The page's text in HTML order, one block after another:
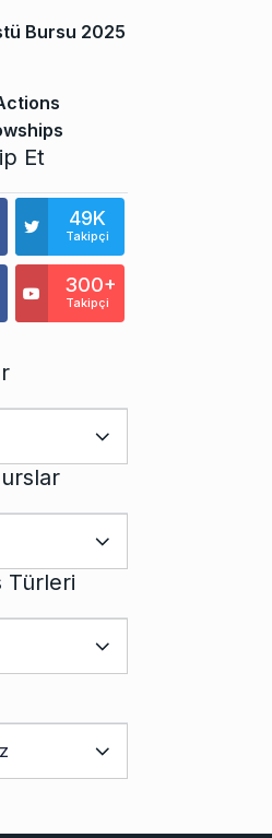
Bursu 2025
Et
49K
Takipçi
300+
Takipçi
Türleri